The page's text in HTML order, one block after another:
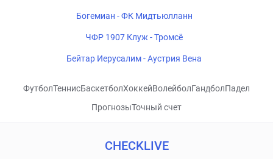
Богемиан - ФК Мидтьюлланн
ЧФР 1907 Клуж - Тромсё
Бейтар Иерусалим - Аустрия Вена
ФутболТеннисБаскетболХоккейВолейболГандболПадел
ПрогнозыТочный счет
CHECKLIVE